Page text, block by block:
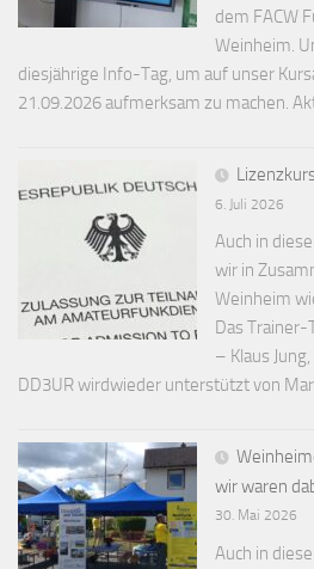
dem FACW
Weinheim.
diesjährige Info-Tag, um auf unser
21.09.2026 aufmerksam zu machen.
6. Juli 2026
Auch in
wir in
Weinheim
Das Trainer-
– Klaus
DD3UR wirdwieder unterstützt von
wir waren
30. Mai 2026
Auch in